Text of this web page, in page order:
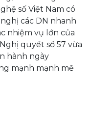
số Việt Nam có
các DN nhanh
nhiệm vụ lớn của
quyết số 57 vừa
hành ngày
mạnh mạnh mẽ